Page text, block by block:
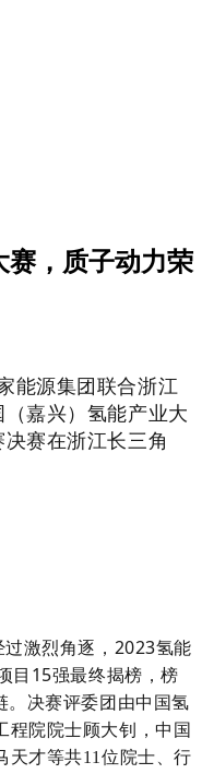
赛，质子动力荣
能源集团联合浙江
（嘉兴）氢能产业大
赛在浙江长三角
激烈角逐， 2023氢能
目 15强最终揭榜，榜
。决赛评委团 由中国氢
程院院士顾大钊，中国
天才等共11位院士、行